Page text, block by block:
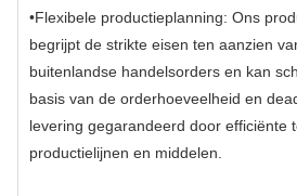
•Flexibele productieplanning: Ons
begrijpt de strikte eisen ten aanzien
buitenlandse handelsorders en kan
basis van de orderhoeveelheid en
levering gegarandeerd door efficiënte
productielijnen en middelen.